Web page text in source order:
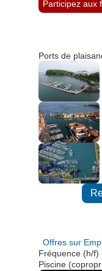
Participez aux
Ports de
Offres sur
Fréquence (h/f)
Piscine